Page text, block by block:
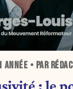
ANNÉE • PAR
: le